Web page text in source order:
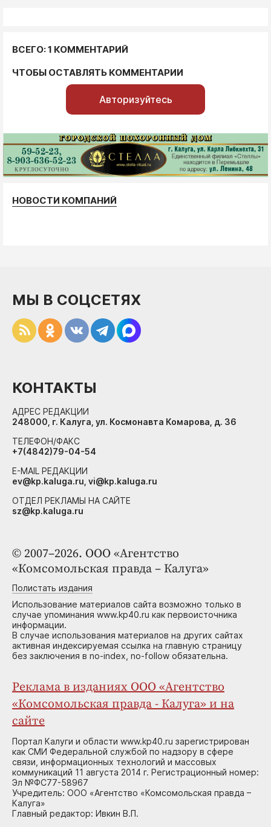
ВСЕГО: 1 КОММЕНТАРИЙ
ЧТОБЫ ОСТАВЛЯТЬ КОММЕНТАРИИ
Авторизуйтесь
НОВОСТИ КОМПАНИЙ
© 2007–2026. ООО «Агентство
«Комсомольская правда – Калуга»
Полистать издания
Использование материалов сайта возможно только в
случае упоминания www.kp40.ru как первоисточника
информации.
В случае использования материалов на других сайтах
активная индексируемая ссылка на главную страницу
без заключения в no-index, no-follow обязательна.
Реклама в изданиях ООО «Агентство
«Комсомольская правда - Калуга» и на
сайте
Портал Калуги и области www.kp40.ru зарегистрирован
как СМИ Федеральной службой по надзору в сфере
связи, информационных технологий и массовых
коммуникаций 11 августа 2014 г. Регистрационный номер:
Эл №ФС77-58967
Учредитель: ООО «Агентство «Комсомольская правда –
Калуга»
Главный редактор: Ивкин В.П.
МЫ В СОЦСЕТЯХ
КОНТАКТЫ
АДРЕС РЕДАКЦИИ
248000, г. Калуга, ул. Космонавта Комарова, д. 36
ТЕЛЕФОН/ФАКС
+7(4842)79-04-54
E-MAIL РЕДАКЦИИ
ev@kp.kaluga.ru, vi@kp.kaluga.ru
ОТДЕЛ РЕКЛАМЫ НА САЙТЕ
sz@kp.kaluga.ru